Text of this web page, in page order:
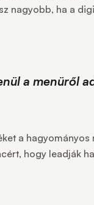
nagyobb, ha a
a menüről
a hagyományos
hogy leadják